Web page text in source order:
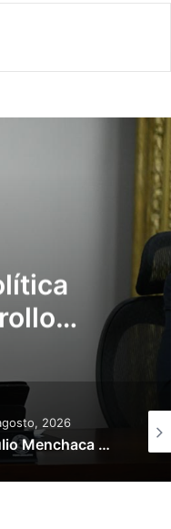
2026
Julio Menchaca consolida integración de ocho municipios hidalguenses a la ZMVM